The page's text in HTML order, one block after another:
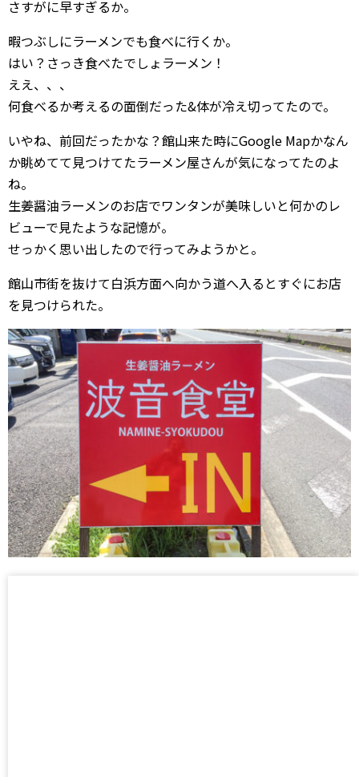
さすがに早すぎるか。
暇つぶしにラーメンでも食べに行くか。
はい？さっき食べたでしょラーメン！
ええ、、、
何食べるか考えるの面倒だった&体が冷え切ってたので。
いやね、前回だったかな？館山来た時にGoogle Mapかなん
か眺めてて見つけてたラーメン屋さんが気になってたのよ
ね。
生姜醤油ラーメンのお店でワンタンが美味しいと何かのレ
ビューで見たような記憶が。
せっかく思い出したので行ってみようかと。
館山市街を抜けて白浜方面へ向かう道へ入るとすぐにお店
を見つけられた。